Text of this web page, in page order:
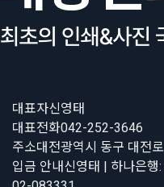
대표자신영태
대표전화042-252-3646
주소대전광역시 동구 대전
입금 안내 신영태 | 하나은